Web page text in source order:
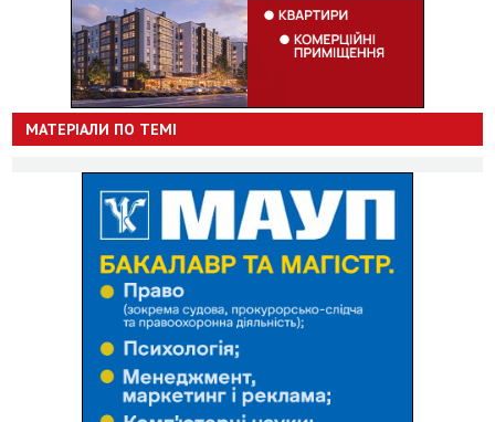
МАТЕРІАЛИ ПО ТЕМІ